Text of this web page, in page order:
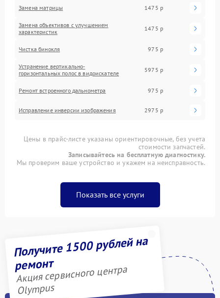
Замена матрицы 1475 р
Замена объективов с улучшением
характеристик
1475 р
Чистка бинокля 975 р
Устранение вертикально-
горизонтальных полос в видоискателе
5975 р
Ремонт встроенного дальнометра 975 р
Исправление инверсии изображения 2975 р
Цены в прайс-листе указаны ориентировочные, без учета
стоимости запчастей.
Записывайтесь на бесплатную диагностику.
Мы проверим ваше устройство и укажем на неисправность.
Показать все услуги
Получите 1500 рублей на
ремонт
Акция сервисного центра
Olympus